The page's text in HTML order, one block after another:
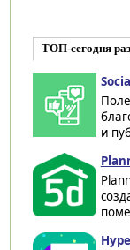
ТОП-сегодня
и